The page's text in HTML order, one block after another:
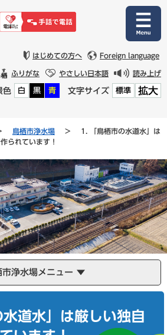
はじめての方へ Foreign language
ふりがな やさしい日本語 読み上げ
色 白 黒 青 文字サイズ 標準 拡大
鳥栖市浄水場 >
1. 「鳥栖市の水道水」は
られています！
市浄水場メニュー
道水」は厳しい独自